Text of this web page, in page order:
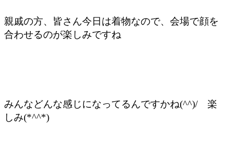
親戚の方、皆さん今日は着物なので、会場で顔を
合わせるのが楽しみですね
みんなどんな感じになってるんですかね(^^)/ 楽
しみ(*^^*)